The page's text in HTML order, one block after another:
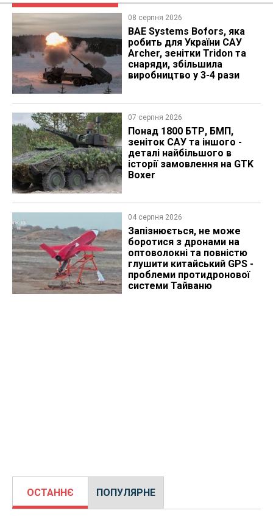
08 серпня 2026
BAE Systems Bofors, яка
робить для України САУ
Archer, зенітки Tridon та
снаряди, збільшила
виробництво у 3-4 рази
07 серпня 2026
Понад 1800 БТР, БМП,
зеніток САУ та іншого -
деталі найбільшого в
історії замовлення на GTK
Boxer
04 серпня 2026
Запізнюється, не може
боротися з дронами на
оптоволокні та повністю
глушити китайський GPS -
проблеми протидронової
системи Тайваню
ОСТАННЄ ПОПУЛЯРНЕ